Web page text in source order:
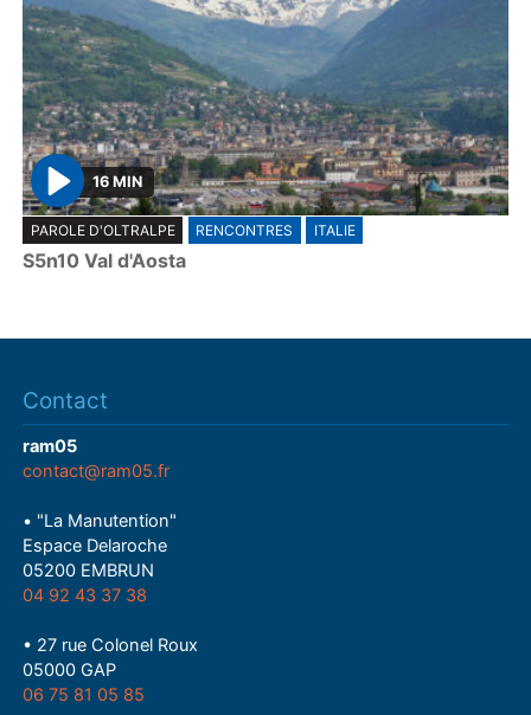
P
l
a
16 MIN
PAROLE D'OLTRALPE RENCONTRES ITALIE
S5n10 Val d'Aosta
Contact
ram05
contact@ram05.fr
• "La Manutention"
Espace Delaroche
05200 EMBRUN
04 92 43 37 38
• 27 rue Colonel Roux
05000 GAP
06 75 81 05 85